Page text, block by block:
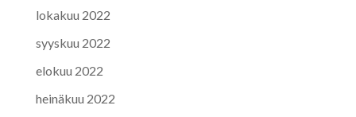
lokakuu 2022
syyskuu 2022
elokuu 2022
heinäkuu 2022